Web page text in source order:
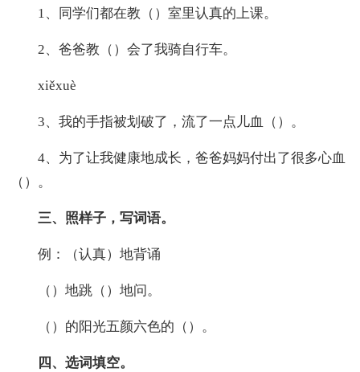
1、同学们都在教（）室里认真的上课。
2、爸爸教（）会了我骑自行车。
xiěxuè
3、我的手指被划破了，流了一点儿血（）。
4、为了让我健康地成长，爸爸妈妈付出了很多心血
（）。
三、照样子，写词语。
例：（认真）地背诵
（）地跳（）地问。
（）的阳光五颜六色的（）。
四、选词填空。